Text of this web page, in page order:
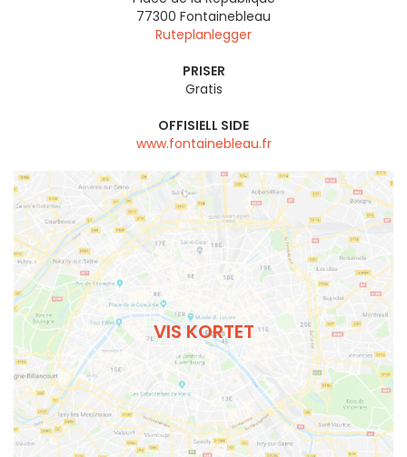
77300 Fontainebleau
Ruteplanlegger
PRISER
Gratis
OFFISIELL SIDE
www.fontainebleau.fr
VIS KORTET